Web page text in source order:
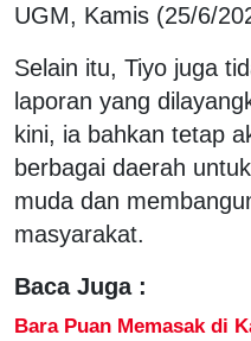
UGM, Kamis (25/6/
Selain itu, Tiyo juga
laporan yang
kini, ia bahkan tetap
berbagai daerah
muda dan
masyarakat.
Baca Juga :
Bara Puan Memasak di